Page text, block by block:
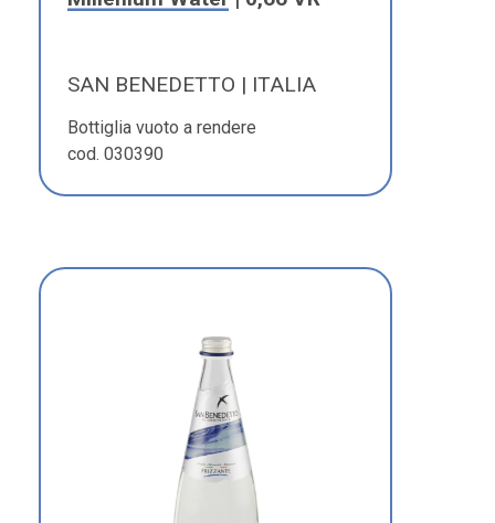
SAN BENEDETTO | ITALIA
Bottiglia vuoto a rendere
cod. 030390